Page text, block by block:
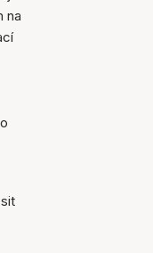
na